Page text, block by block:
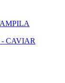
CAVIAR